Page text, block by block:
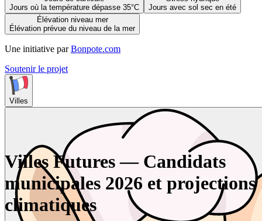
Jours où la température dépasse 35°C
Jours avec sol sec en été
Élévation niveau mer
Élévation prévue du niveau de la mer
Une initiative par Bonpote.com
Soutenir le projet
Villes
Villes Futures — Candidats
municipales 2026 et projections
climatiques